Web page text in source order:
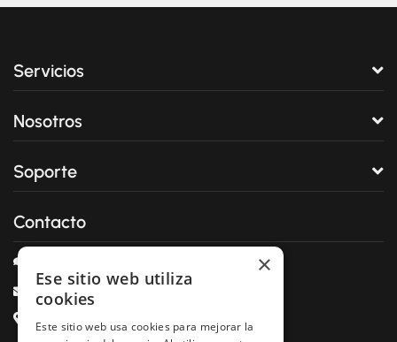
Servicios
Nosotros
Soporte
Contacto
info@sistemahost.com
C/ Girona 170 3º 2ª CP/ 08037 Barcelona
×
Ese sitio web utiliza
cookies
Este sitio web usa cookies para mejorar la